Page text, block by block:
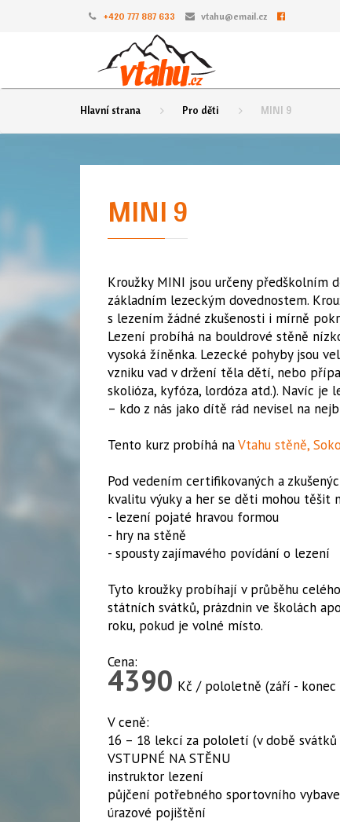
+420 777 887 633 vtahu@email.cz
Hlavní strana Pro děti MINI 9
MINI 9
Kroužky MINI jsou určeny předškolním
základním lezeckým dovednostem.
s lezením žádné zkušenosti i mírně
Lezení probíhá na bouldrové stěně
vysoká žíněnka. Lezecké pohyby jsou
vzniku vad v držení těla dětí, nebo
skolióza, kyfóza, lordóza atd.). Navíc je
– kdo z nás jako dítě rád nevisel na
Tento kurz probíhá naVtahu stěně,
Pod vedením certifikovaných a
kvalitu výuky a her se děti mohou těšit
- lezení pojaté hravou formou
- hry na stěně
- spousty zajímavého povídání o lezení
Tyto kroužky probíhají v průběhu
státních svátků, prázdnin ve školách
roku, pokud je volné místo.
Cena:
4390 Kč / pololetně (září - konec
V ceně:
16 – 18 lekcí za pololetí (v době
VSTUPNÉ NA STĚNU
instruktor lezení
půjčení potřebného sportovního
úrazové pojištění